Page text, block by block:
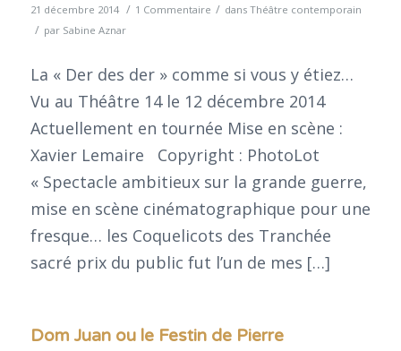
21 décembre 2014 / 1 Commentaire / dans Théâtre contemporain
/ par Sabine Aznar
La « Der des der » comme si vous y étiez…
Vu au Théâtre 14 le 12 décembre 2014
Actuellement en tournée Mise en scène :
Xavier Lemaire Copyright : PhotoLot
« Spectacle ambitieux sur la grande guerre,
mise en scène cinématographique pour une
fresque… les Coquelicots des Tranchée
sacré prix du public fut l’un de mes […]
Dom Juan ou le Festin de Pierre